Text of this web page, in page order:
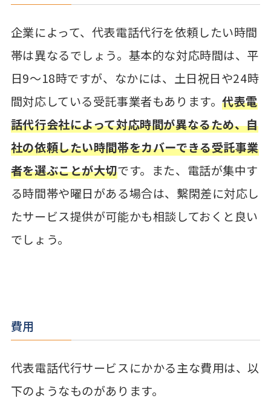
企業によって、代表電話代行を依頼したい時間
帯は異なるでしょう。基本的な対応時間は、平
日9〜18時ですが、なかには、土日祝日や24時
間対応している受託事業者もあります。代表電
話代行会社によって対応時間が異なるため、自
社の依頼したい時間帯をカバーできる受託事業
者を選ぶことが大切です。また、電話が集中す
る時間帯や曜日がある場合は、繫閑差に対応し
たサービス提供が可能かも相談しておくと良い
でしょう。
費用
代表電話代行サービスにかかる主な費用は、以
下のようなものがあります。